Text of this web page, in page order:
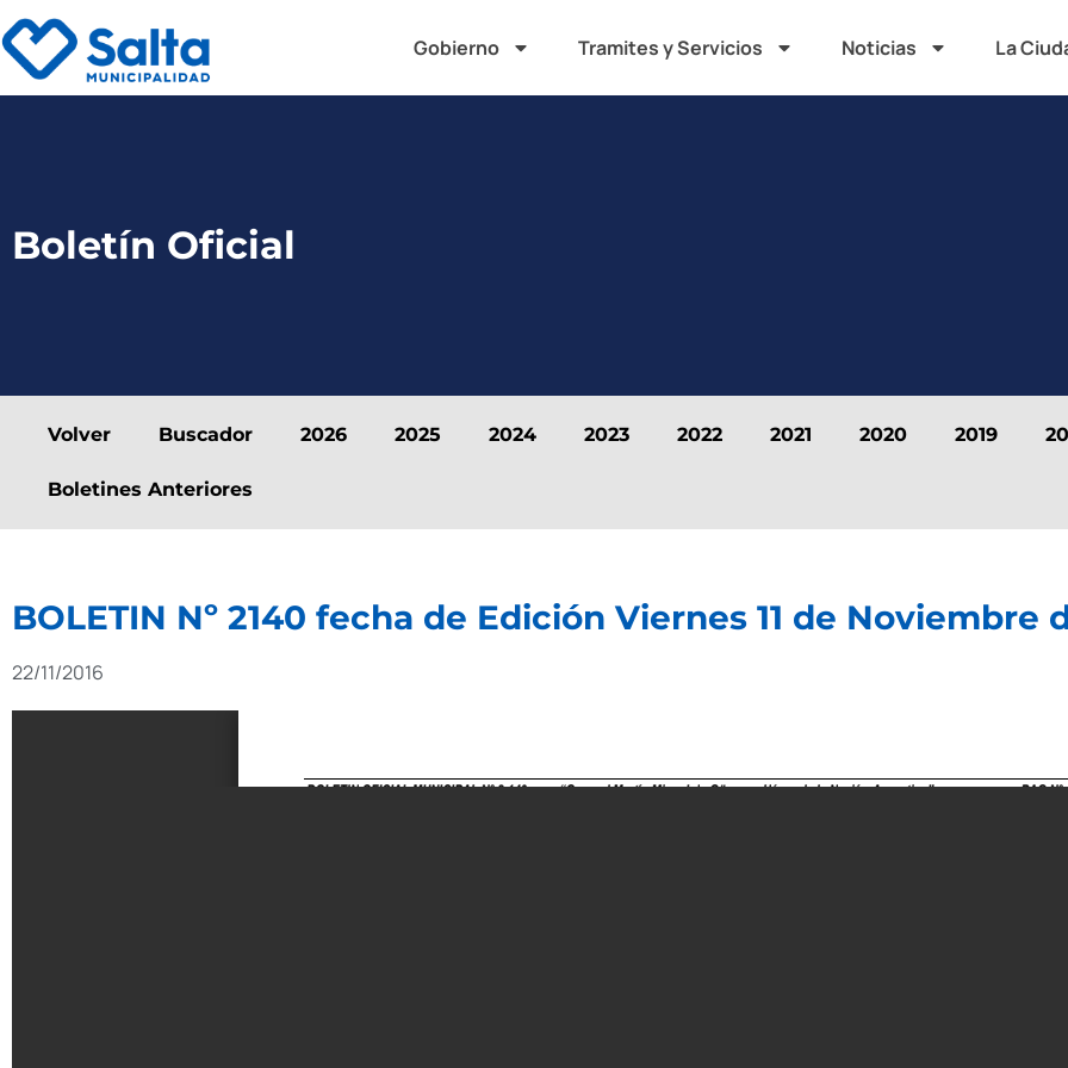
Gobierno Tramites y Servicios Noticias La
Boletín Oficial
Volver Buscador 2026 2025 2024 2023 2022 2021 2020 2019
Boletines Anteriores
BOLETIN Nº 2140 fecha de Edición Viernes 11 de Noviembre
22/11/2016